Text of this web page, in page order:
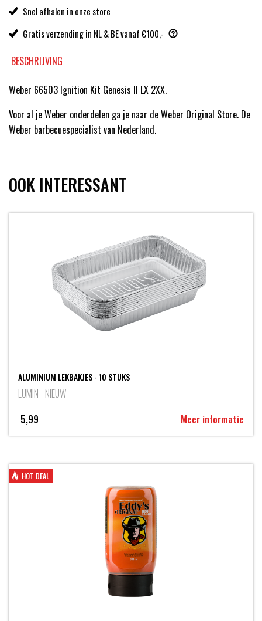
Snel afhalen in onze store
Gratis verzending in NL & BE vanaf €100,-
BESCHRIJVING
Weber 66503 Ignition Kit Genesis II LX 2XX.
Voor al je Weber onderdelen ga je naar de Weber Original Store. De
Weber barbecuespecialist van Nederland.
OOK INTERESSANT
ALUMINIUM LEKBAKJES - 10 STUKS
LUMIN - NIEUW
5,99
Meer informatie
HOT DEAL